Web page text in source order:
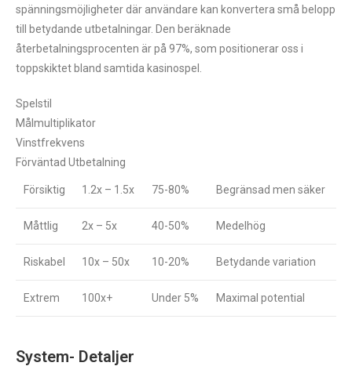
spänningsmöjligheter där användare kan konvertera små belopp
till betydande utbetalningar. Den beräknade
återbetalningsprocenten är på 97%, som positionerar oss i
toppskiktet bland samtida kasinospel.
Spelstil
Målmultiplikator
Vinstfrekvens
Förväntad Utbetalning
Försiktig 1.2x – 1.5x 75-80% Begränsad men säker
Måttlig 2x – 5x 40-50% Medelhög
Riskabel 10x – 50x 10-20% Betydande variation
Extrem 100x+ Under 5% Maximal potential
System- Detaljer